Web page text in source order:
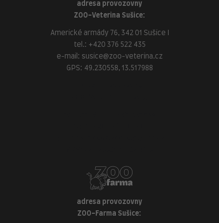
adresa provozovny
ZOO-Veterina Sušice:
Americké armády 76, 342 01 Sušice I
tel.: +420 376 522 435
e-mail: susice@zoo-veterina.cz
GPS: 49.230558, 13.517988
adresa provozovny
ZOO-Farma Sušice: